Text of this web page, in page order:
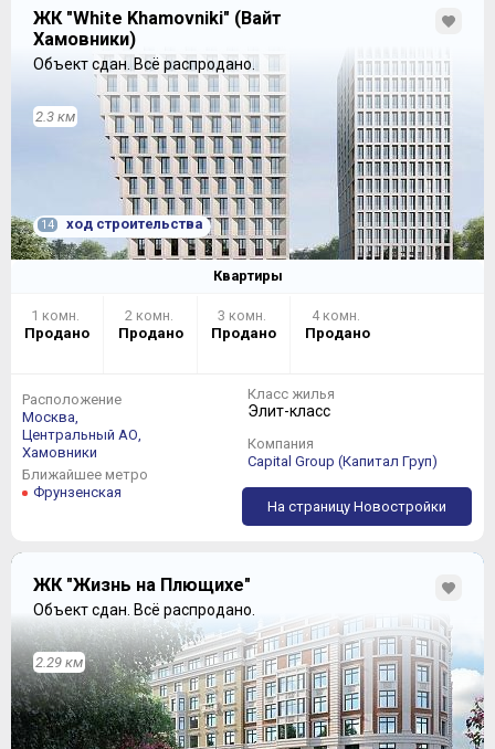
ЖК "White Khamovniki" (Вайт
Хамовники)
Объект сдан. Всё распродано.
2.3 км
14 ход строительства
Квартиры
1 комн.
Продано
2 комн.
Продано
3 комн.
Продано
4 комн.
Продано
Расположение
Москва,
Центральный АО,
Хамовники
Ближайшее метро
Фрунзенская
Класс жилья
Элит-класс
Компания
Capital Group (Капитал Груп)
На страницу Новостройки
ЖК "Жизнь на Плющихе"
Объект сдан. Всё распродано.
2.29 км